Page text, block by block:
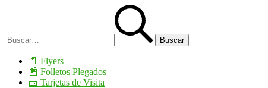
📄​ Flyers
📰​ Folletos Plegados
🎫​ Tarjetas de Visita